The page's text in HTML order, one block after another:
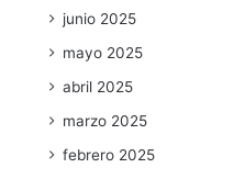
junio 2025
mayo 2025
abril 2025
marzo 2025
febrero 2025